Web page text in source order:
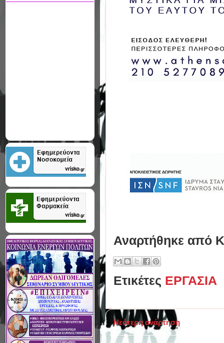
Αναρτήθηκε από
Ετικέτες ΕΡΓΑΣΙΑ
Νεότερη ανάρτηση